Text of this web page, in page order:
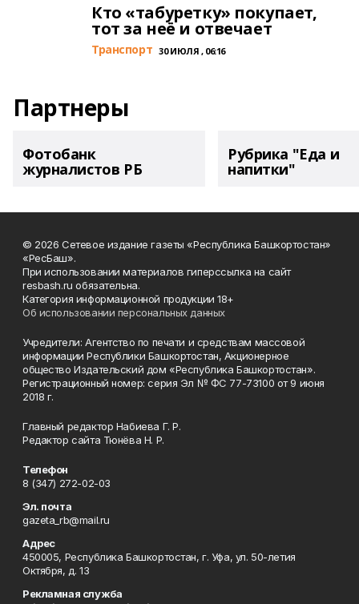
Кто «табуретку» покупает,
тот за неё и отвечает
Транспорт 30 ИЮЛЯ , 06:16
Партнеры
Фотобанк
журналистов РБ
Рубрика "Еда и
напитки"
© 2026 Сетевое издание газеты «Республика Башкортостан»
«РесБаш».
При использовании материалов гиперссылка на сайт
resbash.ru обязательна.
Категория информационной продукции 18+
Об использовании персональных данных
Учредители: Агентство по печати и средствам массовой
информации Республики Башкортостан, Акционерное
общество Издательский дом «Республика Башкортостан».
Регистрационный номер: серия Эл № ФС 77-73100 от 9 июня
2018 г.
Главный редактор Набиева Г. Р.
Редактор сайта Тюнёва Н. Р.
Телефон
8 (347) 272-02-03
Эл. почта
gazeta_rb@mail.ru
Адрес
450005, Республика Башкортостан, г. Уфа, ул. 50-летия
Октября, д. 13
Рекламная служба